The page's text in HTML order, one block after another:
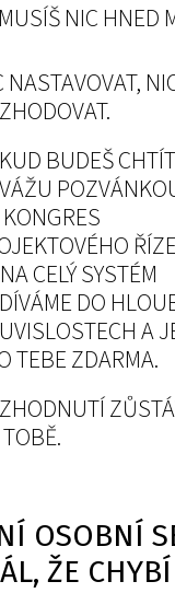
NIC HNED
NASTAVOVAT,
BUDEŠ
CELÝ SYSTÉM
DO
A
TEBE ZDARMA.
OSOBNÍ
ŽE CHYBÍ